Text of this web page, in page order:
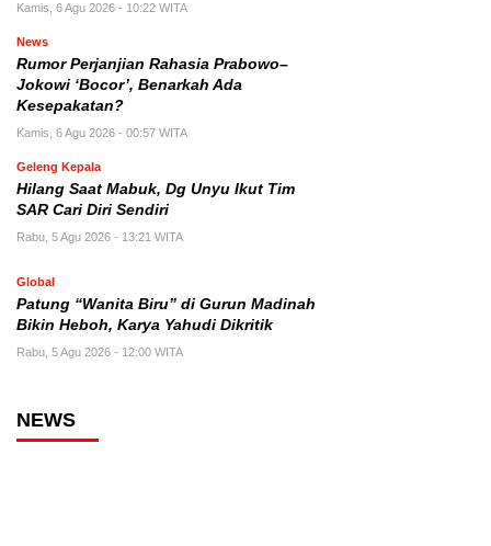
Kamis, 6 Agu 2026 - 10:22 WITA
News
Rumor Perjanjian Rahasia Prabowo–
Jokowi ‘Bocor’, Benarkah Ada
Kesepakatan?
Kamis, 6 Agu 2026 - 00:57 WITA
Geleng Kepala
Hilang Saat Mabuk, Dg Unyu Ikut Tim
SAR Cari Diri Sendiri
Rabu, 5 Agu 2026 - 13:21 WITA
Global
Patung “Wanita Biru” di Gurun Madinah
Bikin Heboh, Karya Yahudi Dikritik
Rabu, 5 Agu 2026 - 12:00 WITA
NEWS